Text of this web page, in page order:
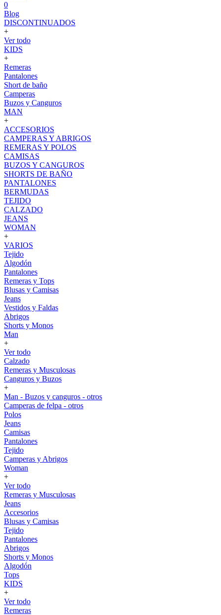
0
Blog
DISCONTINUADOS
+
Ver todo
KIDS
+
Remeras
Pantalones
Short de baño
Camperas
Buzos y Canguros
MAN
+
ACCESORIOS
CAMPERAS Y ABRIGOS
REMERAS Y POLOS
CAMISAS
BUZOS Y CANGUROS
SHORTS DE BAÑO
PANTALONES
BERMUDAS
TEJIDO
CALZADO
JEANS
WOMAN
+
VARIOS
Tejido
Algodón
Pantalones
Remeras y Tops
Blusas y Camisas
Jeans
Vestidos y Faldas
Abrigos
Shorts y Monos
Man
+
Ver todo
Calzado
Remeras y Musculosas
Canguros y Buzos
+
Man - Buzos y canguros - otros
Camperas de felpa - otros
Polos
Jeans
Camisas
Pantalones
Tejido
Camperas y Abrigos
Woman
+
Ver todo
Remeras y Musculosas
Jeans
Accesorios
Blusas y Camisas
Tejido
Pantalones
Abrigos
Shorts y Monos
Algodón
Tops
KIDS
+
Ver todo
Remeras